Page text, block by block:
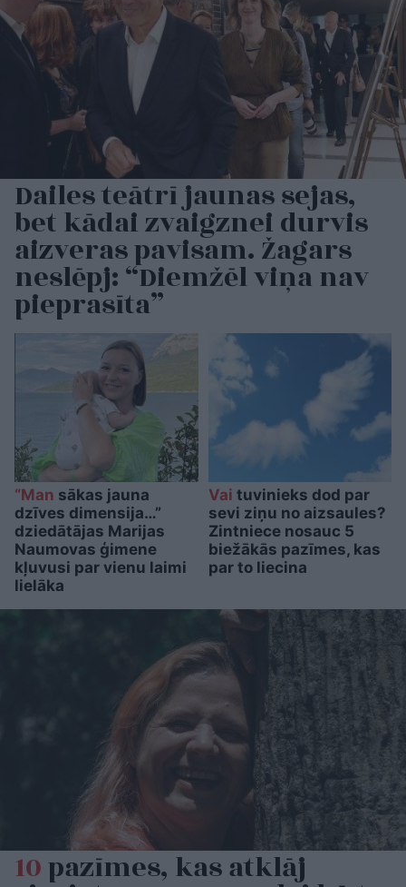
Dailes teātrī jaunas sejas,
bet kādai zvaigznei durvis
aizveras pavisam. Žagars
neslēpj: “Diemžēl viņa nav
pieprasīta”
“Man sākas jauna
dzīves dimensija…”
dziedātājas Marijas
Naumovas ģimene
kļuvusi par vienu laimi
lielāka
Vai tuvinieks dod par
sevi ziņu no aizsaules?
Zintniece nosauc 5
biežākās pazīmes, kas
par to liecina
10pazīmes, kas atklāj